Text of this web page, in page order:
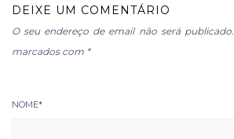
DEIXE UM COMENTÁRIO
O seu endereço de email não será publicado.
marcados com *
NOME*